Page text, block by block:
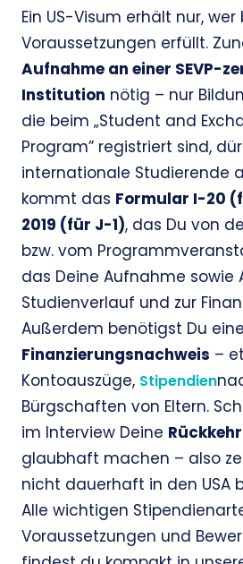
Ein US-Visum erhält nur,
Voraussetzungen erfüllt.
Aufnahme an einer SEVP-
Institution nötig – nur
die beim „Student and
Program” registriert sind,
internationale Studierende
kommt das Formular I-20
2019 (für J-1), das Du von
bzw. vom
das Deine Aufnahme sowie
Studienverlauf und zur
Außerdem benötigst Du
Finanzierungsnachweis –
Kontoauszüge, Stipendien
Bürgschaften von Eltern.
im Interview Deine
glaubhaft machen – also
nicht dauerhaft in den USA
Alle wichtigen
Voraussetzungen und